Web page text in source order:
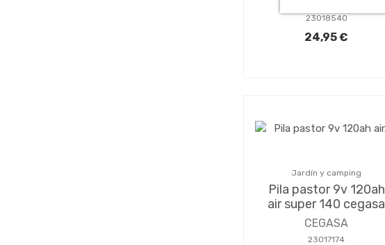
23018540
24,95 €
Jardín y camping
Pila pastor 9v 120ah
air super 140 cegasa
CEGASA
23017174